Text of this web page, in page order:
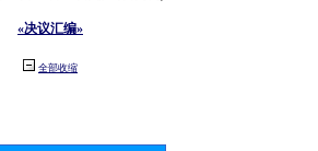
«决议汇编»
全部收缩